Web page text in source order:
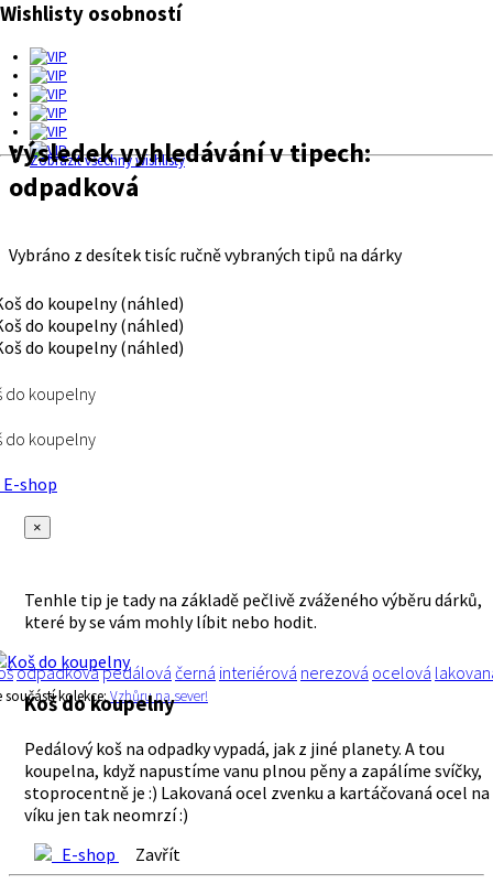
Wishlisty osobností
Zobrazit všechny wishlisty
Výsledek vyhledávání v tipech:
odpadková
Vybráno z desítek tisíc ručně vybraných tipů na dárky
do koupelny
do koupelny
shop
×
Tenhle tip je tady na základě pečlivě zváženého výběru dárků,
které by se vám mohly líbit nebo hodit.
odpadkovápedálová černá interiérová nerezová ocelová
součástí kolekce:Vzhůru na sever!
Koš do koupelny
Pedálový koš na odpadky vypadá, jak z jiné planety. A tou
koupelna, když napustíme vanu plnou pěny a zapálíme svíčky,
stoprocentně je :) Lakovaná ocel zvenku a kartáčovaná ocel na
víku jen tak neomrzí :)
E-shop
Zavřít